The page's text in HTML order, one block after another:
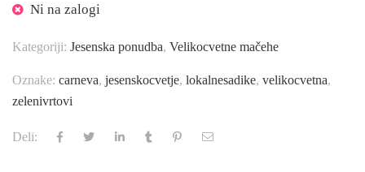
Ni na zalogi
Kategoriji: Jesenska ponudba, Velikocvetne mačehe
Oznake: carneva, jesenskocvetje, lokalnesadike, velikocvetna,
zelenivrtovi
Deli: